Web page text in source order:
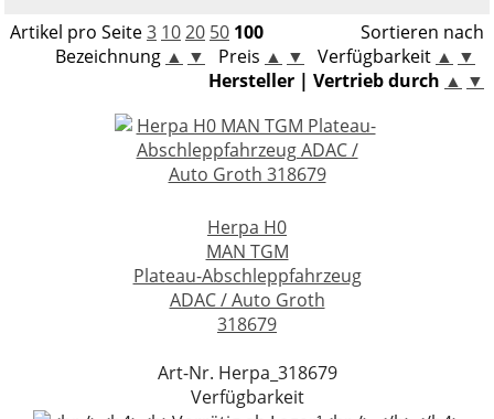
Modellautozubehör
LEGO® Super Mario
LEGO® DC Universe Super Heroes™
LEGO® Marvel Super Heroes™
LEGO® Jurassic World™
LEGO® Harry Potter™
LEGO® Minecraft™
LEGO® Technic
Artikel pro Seite3 1020 50 100
Sortieren nach
Bezeichnung ▲ ▼ Preis ▲ ▼ Verfügbarkeit ▲ ▼
Hersteller | Vertrieb durch ▲ ▼
Herpa H0
MAN TGM
Plateau-Abschleppfahrzeug
ADAC / Auto Groth
318679
Art-Nr. Herpa_318679
Verfügbarkeit